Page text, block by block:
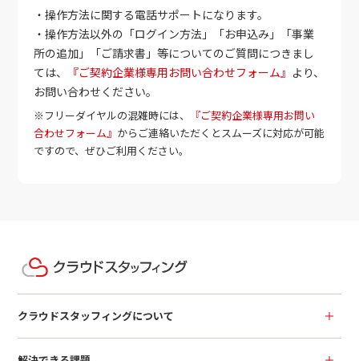
・操作方法に関する電話サポートになります。
・操作方法以外の「ログイン方法」「お申込み」「事業
所の追加」「ご請求書」等についてのご質問につきまし
ては、
『ご契約企業様専用お問い合わせフォーム』 より、
お問い合わせください。
※フリーダイヤルの混雑時には、
『ご契約企業様専用お問い
合わせフォーム』 からご連絡いただくとスムーズに対応が可能
ですので、ぜひご利用ください。
クラウドスタッフィングについて